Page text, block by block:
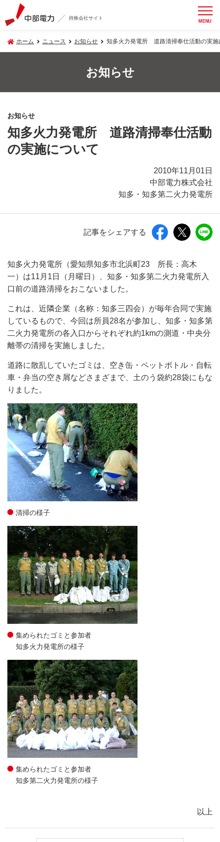
持株会社サイト MENU
ホーム ニュース お知らせ 知多火力発電所 道路清掃奉仕活動の実施
お知らせ
お知らせ
知多火力発電所 道路清掃奉仕活動
の実施について
2010年11月01日
中部電力株式会社
知多・知多第二火力発電所
記事をシェアする
知多火力発電所（愛知県知多市北浜町23 所長：高木
一）は11月1日（月曜日）、知多・知多第二火力発電所入
口前の道路清掃をおこないました。
これは、近隣企業（名称：知多三四会）が毎年合同で実施
しているもので、今回は所員28名が参加し、知多・知多第
二火力発電所の各入口からそれぞれ約1kmの測道・中央分
離帯の清掃を実施しました。
道路に散乱していたゴミは、空き缶・ペットボトル・自転
車・弁当の空き屑などさまざまで、土のう袋約28袋にもな
りました。
清掃の様子
集められたゴミと参加者
知多火力発電所の様子
集められたゴミと参加者
知多第二火力発電所の様子
以上